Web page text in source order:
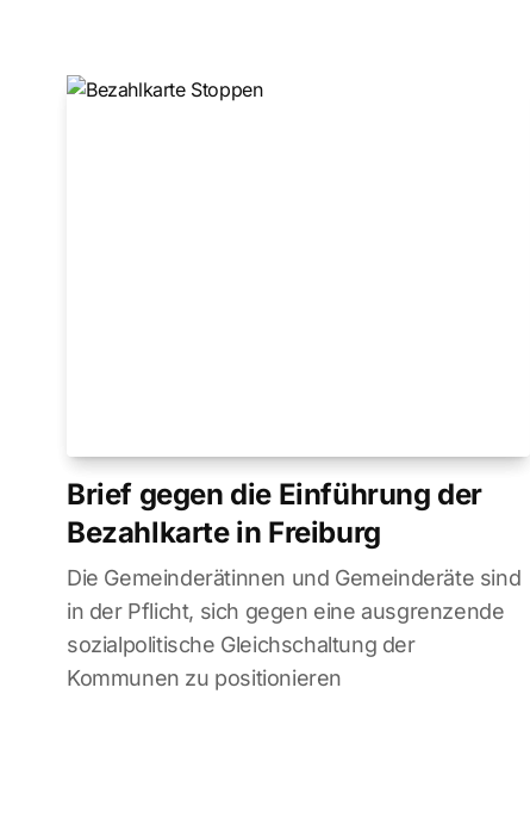
Brief gegen die Einführung der
Bezahlkarte in Freiburg
Die Gemeinderätinnen und Gemeinderäte sind
in der Pflicht, sich gegen eine ausgrenzende
sozialpolitische Gleichschaltung der
Kommunen zu positionieren